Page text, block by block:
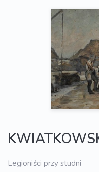
Legioniści przy studni